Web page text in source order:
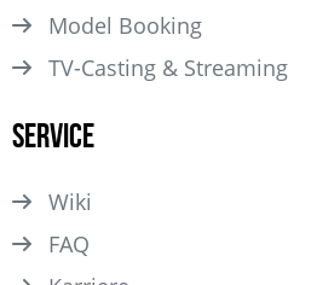
Model Booking
TV-Casting & Streaming
Service
Wiki
FAQ